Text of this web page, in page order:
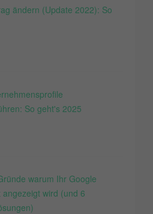
ändern (Update 2022): So
So geht's 2025
warum Ihr Google
angezeigt wird (und 6